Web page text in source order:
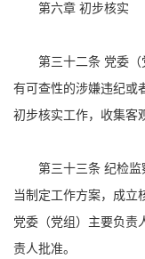
第六章 初步核实
第三十二条 党委
有可查性的涉嫌违纪或
初步核实工作，收集客
第三十三条 纪检
当制定工作方案，成立
党委（党组）主要负责
责人批准。